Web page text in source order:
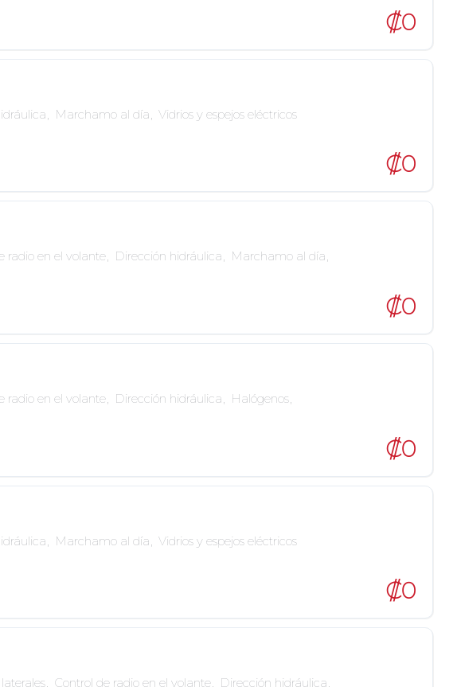
₡0
Marchamo al día Vidrios y espejos eléctricos
₡0
radio en el volante, Dirección hidráulica, Marchamo al día,
₡0
radio en el volante, Dirección hidráulica, Halógenos,
₡0
Marchamo al día Vidrios y espejos eléctricos
₡0
, Control de radio en el volante, Dirección hidráulica,